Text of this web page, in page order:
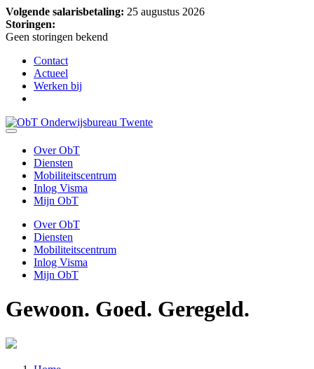
Volgende salarisbetaling: 25 augustus 2026
Storingen:
Geen storingen bekend
Contact
Actueel
Werken bij
Over ObT
Diensten
Mobiliteitscentrum
Inlog Visma
Mijn ObT
Over ObT
Diensten
Mobiliteitscentrum
Inlog Visma
Mijn ObT
Gewoon. Goed. Geregeld.